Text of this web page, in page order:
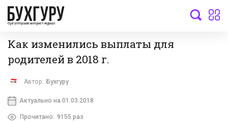
бухгалтерский интернет-журнал
Как изменились выплаты для
родителей в 2018 г.
Автор: Бухгуру
Актуально на 01.03.2018
Прочитано: 9155 раз